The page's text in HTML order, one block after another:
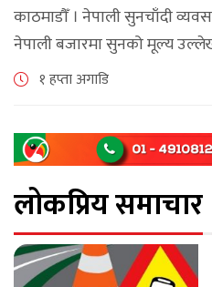
काठमाडौँ । नेपाली सुनचाँदी
नेपाली बजारमा सुनको मूल्य
अनुसार छापावाल सुनको मूल्य आज
१ हप्ता अगाडि
लोकप्रिय समाचार